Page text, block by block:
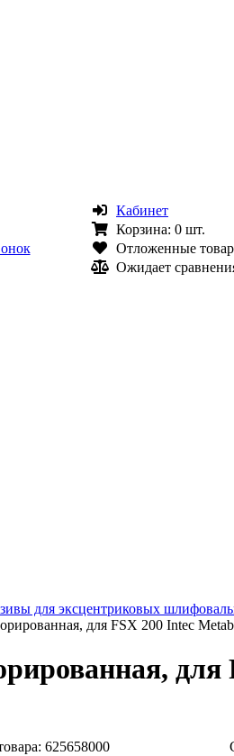
Кабинет
Корзина: 0 шт.
Отложенные
Ожидает
для эксцентриковых
для FSX 200 Intec
для
625658000